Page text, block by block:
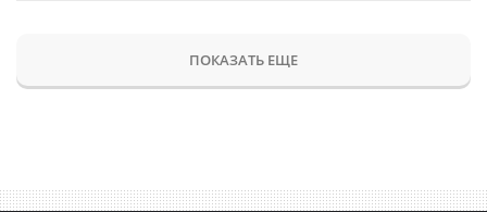
ПОКАЗАТЬ ЕЩЕ